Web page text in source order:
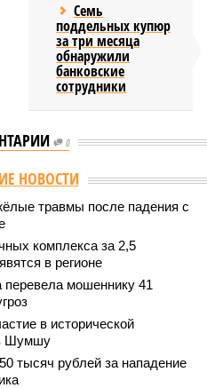
Семь
поддельных купюр
за три месяца
обнаружили
банковские
сотрудники
0
НОВОСТИ
травмы после падения с
комплекса за 2,5
в регионе
перевела мошеннику 41
в исторической
Шумшу
тысяч рублей за нападение